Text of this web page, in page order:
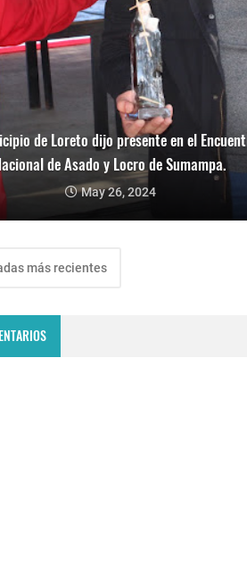
de Loreto dijo presente en el
de Asado y Locro de Sumampa.
May 26, 2024
más recientes